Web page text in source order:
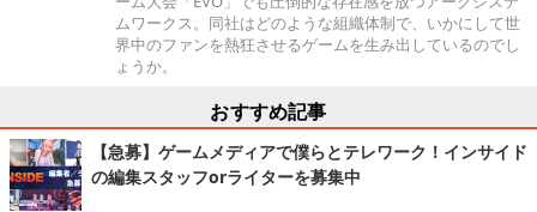
ムワークス。同社はどのような組織体制で、いかにして世
界中のファンを熱狂させるゲームを生み出しているのでし
ょうか。
おすすめ記事
【急募】ゲームメディアで僕らとテレワーク！インサイド
の編集スタッフorライターを募集中